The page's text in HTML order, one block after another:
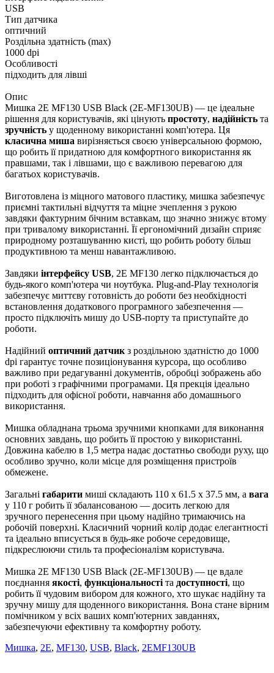
USB
Тип датчика
оптичний
Роздільна здатність (max)
1000 dpi
Особливості
підходить для лівші
Опис
Мишка 2E MF130 USB Black (2E-MF130UB) — це ідеальне
рішення для користувачів, які цінують простоту, надійність та
зручність у щоденному використанні комп'ютера. Ця
класична миша вирізняється своєю універсальною формою,
що робить її придатною для комфортного використання як
правшами, так і лівшами, що є важливою перевагою для
багатьох користувачів.
Виготовлена із міцного матового пластику, мишка забезпечує
приємні тактильні відчуття та міцне зчеплення з рукою
завдяки фактурним бічним вставкам, що значно знижує втому
при тривалому використанні. Її ергономічний дизайн сприяє
природному розташуванню кисті, що робить роботу більш
продуктивною та менш навантажливою.
Завдяки інтерфейсу USB, 2E MF130 легко підключається до
будь-якого комп'ютера чи ноутбука. Plug-and-Play технологія
забезпечує миттєву готовність до роботи без необхідності
встановлення додаткового програмного забезпечення —
просто підключіть мишу до USB-порту та приступайте до
роботи.
Надійний оптичний датчик з роздільною здатністю до 1000
dpi гарантує точне позиціонування курсора, що особливо
важливо при редагуванні документів, обробці зображень або
при роботі з графічними програмами. Ця прекція ідеально
підходить для офісної роботи, навчання або домашнього
використання.
Мишка обладнана трьома зручними кнопками для виконання
основних завдань, що робить її простою у використанні.
Довжина кабелю в 1,5 метра надає достатньо свободи руху, що
особливо зручно, коли місце для розміщення пристроїв
обмежене.
Загальні габарити миші складають 110 x 61.5 х 37.5 мм, а вага
у 110 г робить її збалансованою — досить легкою для
зручного перенесення при цьому надійно тримаючись на
робочій поверхні. Класичний чорний колір додає елегантності
та ідеально вписується в будь-яке робоче середовище,
підкреслюючи стиль та професіоналізм користувача.
Мишка 2E MF130 USB Black (2E-MF130UB) — це вдале
поєднання якості, функціональності та доступності, що
робить її чудовим вибором для кожного, хто шукає надійну та
зручну мишу для щоденного використання. Вона стане вірним
помічником у всіх ваших комп'ютерних завданнях,
забезпечуючи ефективну та комфортну роботу.
Мишка, 2E, MF130, USB, Black, 2EMF130UB